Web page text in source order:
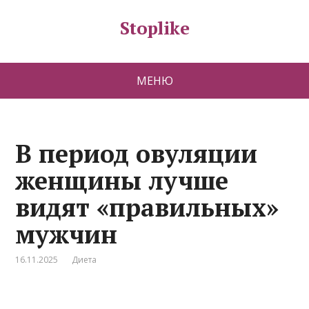
Stoplike
МЕНЮ
В период овуляции
женщины лучше
видят «правильных»
мужчин
16.11.2025 Диета